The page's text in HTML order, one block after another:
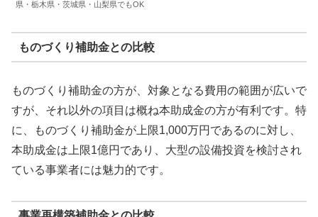
県・栃木県・茨城県・山梨県でもOK
ものづくり補助金との比較
ものづくり補助金の方が、対象となる費用の範囲が広いで
すが、それ以外の項目は概ね本助成金の方が有利です。特
に、ものづくり補助金が上限1,000万円であるのに対し、
本助成金は上限1億円であり、大型の設備投資を検討され
ている事業者には魅力的です。